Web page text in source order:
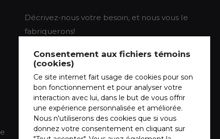
Décrivez-nous votre besoin, et nous vous le
fabriquerons!
Consentement aux fichiers témoins
(cookies)
Ce site internet fait usage de cookies pour son
bon fonctionnement et pour analyser votre
interaction avec lui, dans le but de vous offrir
une expérience personnalisée et améliorée.
Nous n'utiliserons des cookies que si vous
donnez votre consentement en cliquant sur